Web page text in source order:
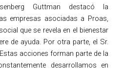
Guttman destacó la
empresas asociadas a Proas,
que se revela en el bienestar
de ayuda. Por otra parte, el Sr.
acciones forman parte de la
desarrollamos en